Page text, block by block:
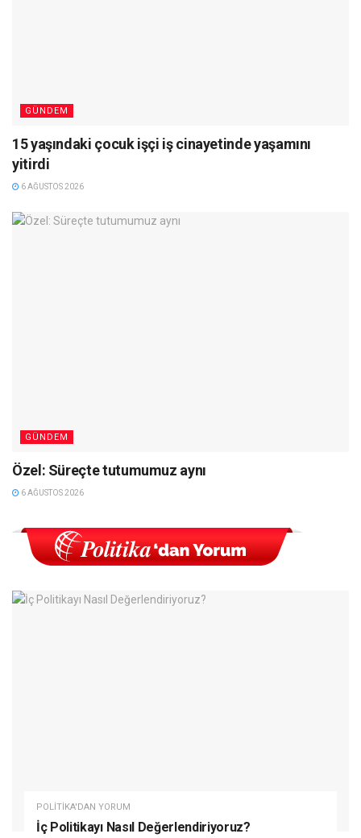
GÜNDEM
15 yaşındaki çocuk işçi iş cinayetinde yaşamını
yitirdi
6 AĞUSTOS 2026
GÜNDEM
Özel: Süreçte tutumumuz aynı
6 AĞUSTOS 2026
POLITIKA'DAN YORUM
İç Politikayı Nasıl Değerlendiriyoruz?